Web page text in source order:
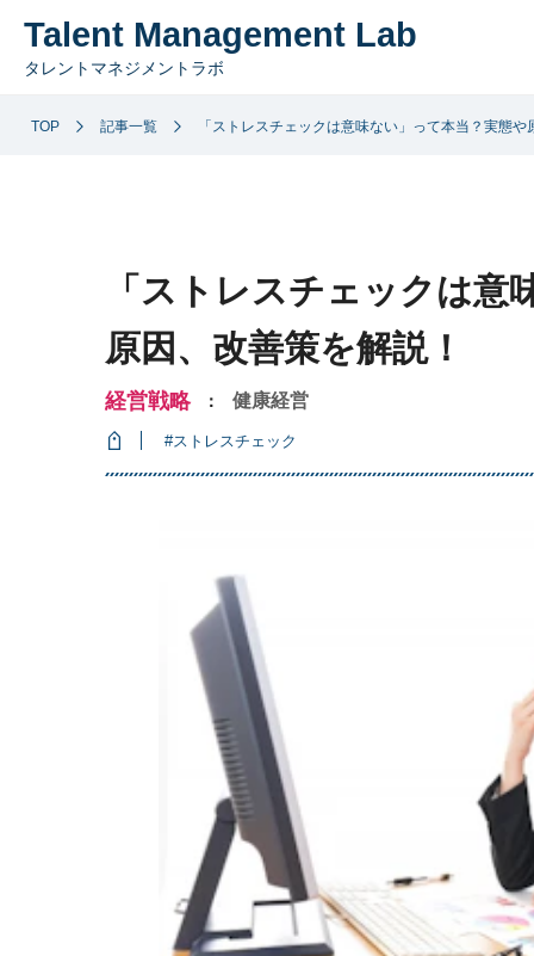
Talent Management Lab
タレントマネジメントラボ
TOP 記事一覧 「ストレスチェックは意味ない」って本当？実態
「ストレスチェックは意
原因、改善策を解説！
経営戦略 ： 健康経営
#ストレスチェック